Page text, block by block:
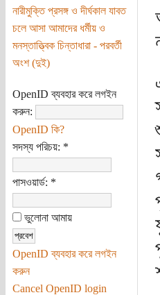
নারীমুক্তি প্রসঙ্গ ও দীর্ঘকাল যাবত
চলে আসা আমাদের ধর্মীয় ও
মনস্তাত্ত্বিক চিন্তাধারা - পরবর্তী
অংশ (দুই)
OpenID ব্যবহার করে লগইন
করুন:
OpenID কি?
সদস্য পরিচয়: *
পাসওয়ার্ড: *
ভুলোনা আমায়
OpenID ব্যবহার করে লগইন
করুন
Cancel OpenID login